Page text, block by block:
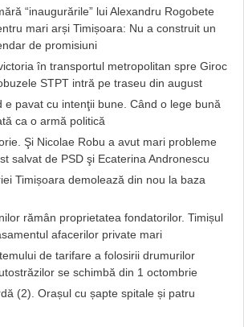
“inaugurările” lui Alexandru Rogobete
mari arși Timișoara: Nu a construit un
de promisiuni
în transportul metropolitan spre Giroc
STPT intră pe traseu din august
e pavat cu intenţii bune. Când o lege bună
ca o armă politică
Şi Nicolae Robu a avut mari probleme
salvat de PSD şi Ecaterina Andronescu
Timișoara demolează din nou la baza
rămân proprietatea fondatorilor. Timișul
afacerilor private mari
de tarifare a folosirii drumurilor
se schimbă din 1 octombrie
(2). Orașul cu șapte spitale și patru